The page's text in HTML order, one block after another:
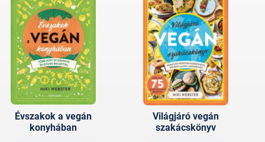
Évszakok a vegán
konyhában
Világjáró vegán
szakácskönyv